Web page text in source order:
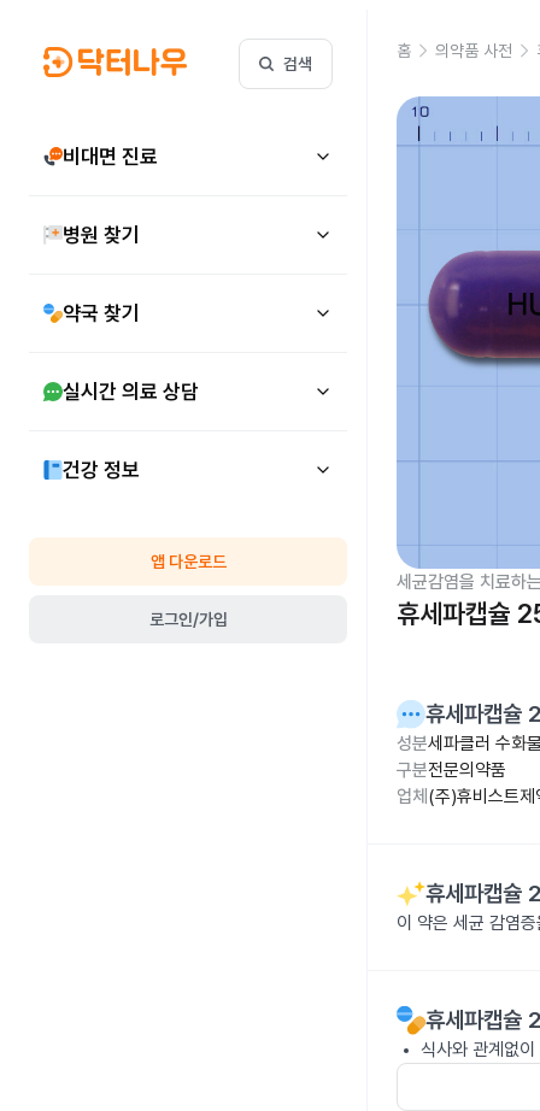
검색
비대면 진료
병원 찾기
약국 찾기
실시간 의료 상담
건강 정보
앱 다운로드
로그인/가입
홈 의약품 사전
세균감염을 치료하
휴세파캡슐
휴세파캡
성분세파클러 수화
구분전문의약품
업체 (주)휴비스트제
휴세파캡
이 약은 세균 감염
휴세파캡
식사와 관계없